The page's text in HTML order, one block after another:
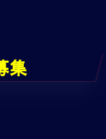
集